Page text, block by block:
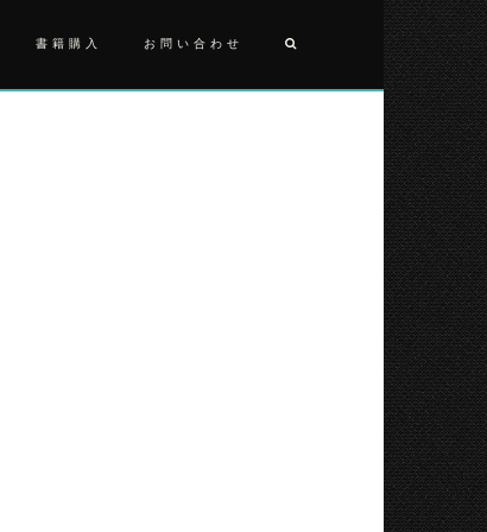
書籍購入 お問い合わせ
投
稿
ナ
ビ
ゲ
ー
シ
ョ
ン
DSC_3411